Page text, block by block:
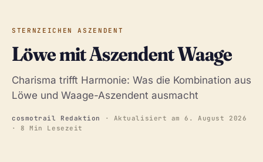
STERNZEICHEN ASZENDENT
Löwe mit Aszendent Waage
Charisma trifft Harmonie: Was die Kombination aus
Löwe und Waage-Aszendent ausmacht
cosmotrail Redaktion · Aktualisiert am6. August 2026
· 8 Min Lesezeit